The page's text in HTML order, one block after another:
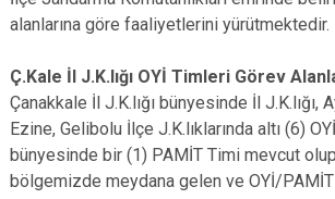
alanlarına göre faaliyetlerini yürütmektedir.
Ç.Kale İl J.K.lığı OYİ Timleri Görev
Çanakkale İl J.K.lığı bünyesinde İl J.K.lığı,
Ezine, Gelibolu İlçe J.K.lıklarında altı (6)
bünyesinde bir (1) PAMİT Timi mevcut
bölgemizde meydana gelen ve OYİ/